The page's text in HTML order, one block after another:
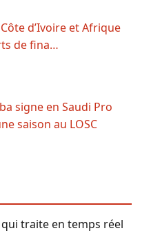
d’Ivoire et Afrique
de fina…
signe en Saudi Pro
saison au LOSC
traite en temps réel